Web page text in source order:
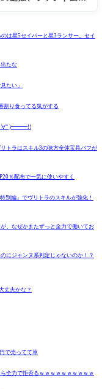
は星5セイバーと星3ランサー。セイ
たな
たい」
割り食ってる気がする
ﾟ∀ﾟ)━━━!!
トラはスキル3の味方全体宝具バフが
％配布で一気に使いやすく
別編」でヴリトラのスキルが強化！
、なぜかまたずっと全力で働いてお
にジャンヌ系判定じゃないのか！？
丈夫かな？
で売ってて草
全力で拒否るｗｗｗｗｗｗｗｗｗｗ